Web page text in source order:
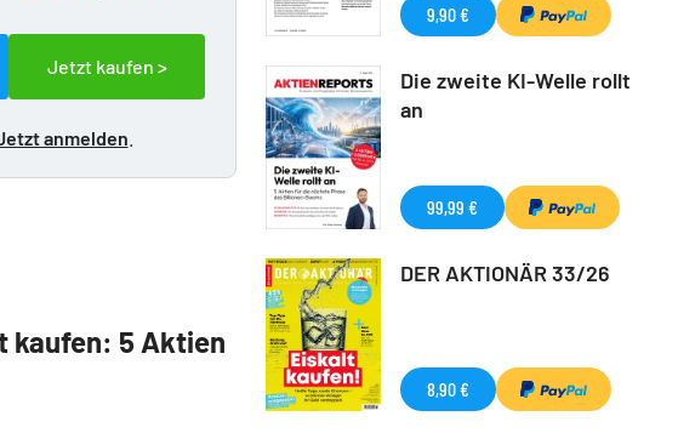
Jetzt kaufen >
anmelden
kaufen: 5 Aktien
9,90 €
Die zweite KI-Welle rollt
an
99,99 €
DER AKTIONÄR 33/26
8,90 €